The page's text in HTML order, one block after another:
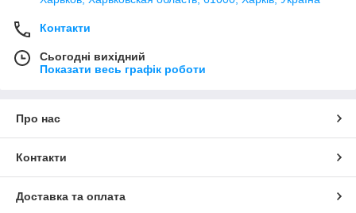
Контакти
Сьогодні вихідний
Показати весь графік роботи
Про нас
Контакти
Доставка та оплата